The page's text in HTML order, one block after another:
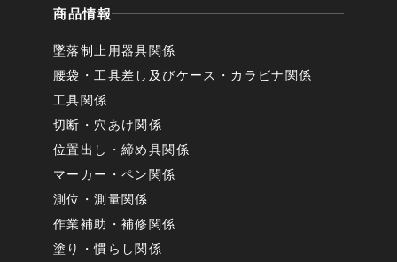
商品情報
墜落制止用器具関係
腰袋・工具差し及びケース・カラビナ関係
工具関係
切断・穴あけ関係
位置出し・締め具関係
マーカー・ペン関係
測位・測量関係
作業補助・補修関係
塗り・慣らし関係